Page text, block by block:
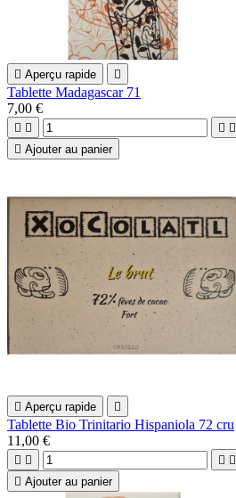
 Aperçu rapide 
Tablette Madagascar 71
7,00 €
   
 Ajouter au panier
 Aperçu rapide 
Tablette Bio Trinitario Hispaniola 72 cru
11,00 €
   
 Ajouter au panier